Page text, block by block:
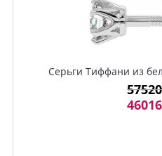
Серьги Тиффани из